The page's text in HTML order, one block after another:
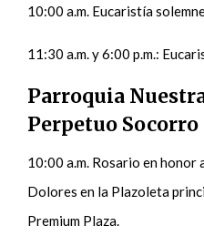
10:00 a.m. Eucaristía
11:30 a.m. y 6:00 p.m.:
Parroquia
Perpetuo Socorro
10:00 a.m. Rosario en honor
Dolores en la Plazoleta
Premium Plaza.